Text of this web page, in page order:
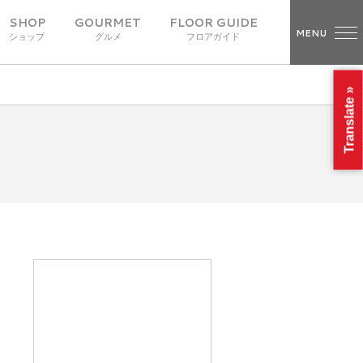
SHOP
ショップ
GOURMET
グルメ
FLOOR GUIDE
フロアガイド MENU
Translate »